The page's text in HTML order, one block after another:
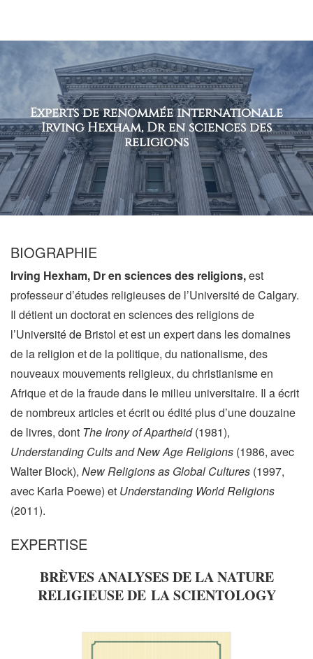
Experts de renommée internationale
Irving Hexham, Dr en sciences des
religions
BIOGRAPHIE
Irving Hexham, Dr en sciences des religions,est
professeur d’études religieuses de l’Université de Calgary.
Il détient un doctorat en sciences des religions de
l’Université de Bristol et est un expert dans les domaines
de la religion et de la politique, du nationalisme, des
nouveaux mouvements religieux, du christianisme en
Afrique et de la fraude dans le milieu universitaire. Il a écrit
de nombreux articles et écrit ou édité plus d’une douzaine
de livres, dont The Irony of Apartheid(1981),
Understanding Cults and New Age Religions (1986, avec
Walter Block), New Religions as Global Cultures (1997,
avec Karla Poewe) et Understanding World Religions
(2011).
EXPERTISE
BRÈVES ANALYSES DE LA NATURE
RELIGIEUSE DE LA SCIENTOLOGY